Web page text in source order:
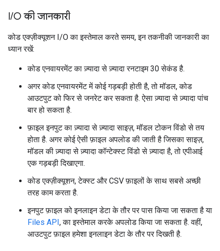
I/O की जानकारी
कोड एक्ज़ीक्यूशन I/O का इस्तेमाल करते समय, इन तकनीकी जानकारी का
ध्यान रखें:
कोड एनवायरमेंट का ज़्यादा से ज़्यादा रनटाइम 30 सेकंड है.
अगर कोड एनवायरमेंट में कोई गड़बड़ी होती है, तो मॉडल, कोड
आउटपुट को फिर से जनरेट कर सकता है. ऐसा ज़्यादा से ज़्यादा पांच
बार हो सकता है.
फ़ाइल इनपुट का ज़्यादा से ज़्यादा साइज़, मॉडल टोकन विंडो से तय
होता है. अगर कोई ऐसी फ़ाइल अपलोड की जाती है जिसका साइज़,
मॉडल की ज़्यादा से ज़्यादा कॉन्टेक्स्ट विंडो से ज़्यादा है, तो एपीआई
एक गड़बड़ी दिखाएगा.
कोड एक्ज़ीक्यूशन, टेक्स्ट और CSV फ़ाइलों के साथ सबसे अच्छी
तरह काम करता है.
इनपुट फ़ाइल को इनलाइन डेटा के तौर पर पास किया जा सकता है या
Files API, का इस्तेमाल करके अपलोड किया जा सकता है. वहीं,
आउटपुट फ़ाइल हमेशा इनलाइन डेटा के तौर पर दिखती है.